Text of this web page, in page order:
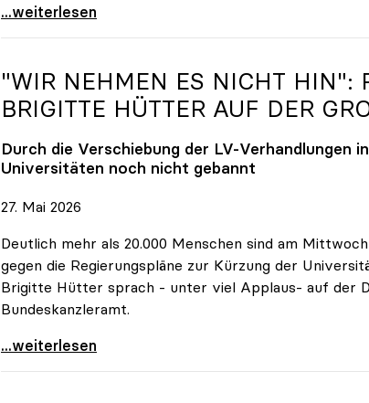
Holzleitner empfing uniko-Spitze zum Austausch
...weiterlesen
"WIR NEHMEN ES NICHT HIN":
BRIGITTE HÜTTER AUF DER
Durch die Verschiebung der LV-Verhandlungen
Universitäten noch nicht gebannt
27. Mai 2026
Deutlich mehr als 20.000 Menschen sind am
gegen die Regierungspläne zur Kürzung der
Brigitte Hütter sprach - unter viel Applaus- auf der
Bundeskanzleramt.
\"Wir nehmen es nicht hin\": Rede von
...weiterlesen